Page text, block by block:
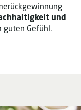
und
guten Gefühl.